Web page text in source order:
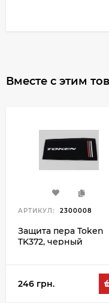
Вместе с этим
АРТИКУЛ: 2300008
Защита пера Token
TK372, черный
246 грн.